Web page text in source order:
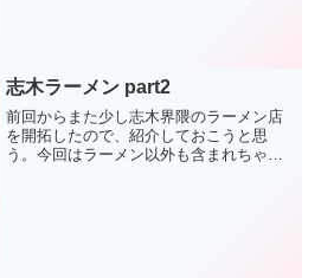
志木ラーメン part2
前回からまた少し志木界隈のラーメン店
を開拓したので、紹介しておこうと思
う。今回はラーメン以外も含まれちゃっ